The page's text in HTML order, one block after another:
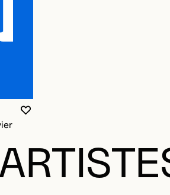
VOUS DEVEZ ÊTRE CONNECTÉ
FERMER LA MODALE
OUVRIR LA MODALE